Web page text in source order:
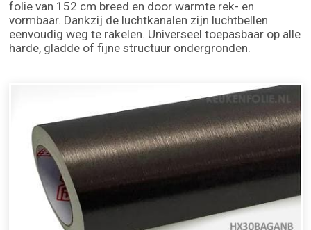
folie van 152 cm breed en door warmte rek- en
vormbaar. Dankzij de luchtkanalen zijn luchtbellen
eenvoudig weg te rakelen. Universeel toepasbaar op alle
harde, gladde of fijne structuur ondergronden.